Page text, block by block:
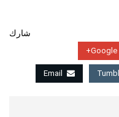
شارك
Google+
Email